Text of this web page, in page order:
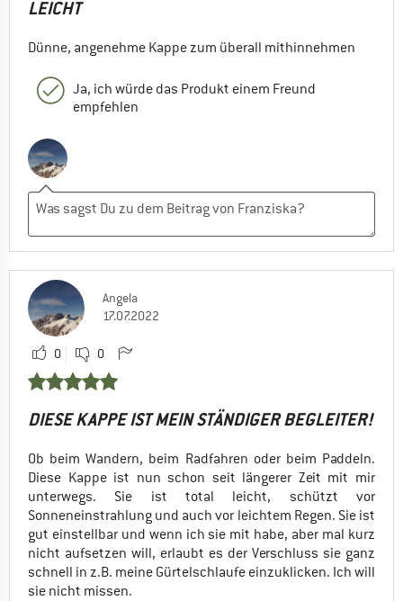
LEICHT
Dünne, angenehme Kappe zum überall mithinnehmen
Ja, ich würde das Produkt einem Freund
empfehlen
Angela
17.07.2022
0 0
DIESE KAPPE IST MEIN STÄNDIGER BEGLEITER!
Ob beim Wandern, beim Radfahren oder beim Paddeln.
Diese Kappe ist nun schon seit längerer Zeit mit mir
unterwegs. Sie ist total leicht, schützt vor
Sonneneinstrahlung und auch vor leichtem Regen. Sie ist
gut einstellbar und wenn ich sie mit habe, aber mal kurz
nicht aufsetzen will, erlaubt es der Verschluss sie ganz
schnell in z.B. meine Gürtelschlaufe einzuklicken. Ich will
sie nicht missen.